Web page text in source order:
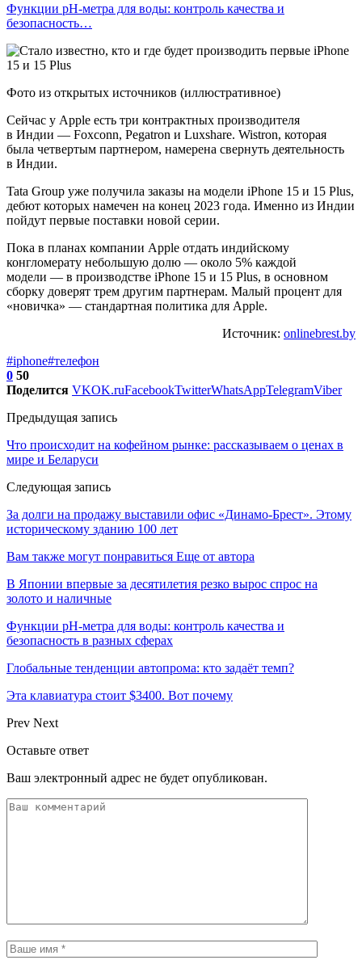
Функции pH-метра для воды: контроль качества и
безопасность…
Фото из открытых источников (иллюстративное)
Сейчас у Apple есть три контрактных производителя
в Индии — Foxconn, Pegatron и Luxshare. Wistron, которая
была четвертым партнером, намерена свернуть деятельность
в Индии.
Tata Group уже получила заказы на модели iPhone 15 и 15 Plus,
дебют которых намечен на конец 2023 года. Именно из Индии
пойдут первые поставки новой серии.
Пока в планах компании Apple отдать индийскому
конгломерату небольшую долю — около 5% каждой
модели — в производстве iPhone 15 и 15 Plus, в основном
сборку доверят трем другим партнерам. Малый процент для
«новичка» — стандартная политика для Apple.
Источник: onlinebrest.by
#iphone#телефон
0 50
Поделится VKOK.ruFacebookTwitterWhatsAppTelegramViber
Предыдущая запись
Что происходит на кофейном рынке: рассказываем о ценах в
мире и Беларуси
Следующая запись
За долги на продажу выставили офис «Динамо-Брест». Этому
историческому зданию 100 лет
Вам также могут понравиться Еще от автора
В Японии впервые за десятилетия резко вырос спрос на
золото и наличные
Функции pH-метра для воды: контроль качества и
безопасность в разных сферах
Глобальные тенденции автопрома: кто задаёт темп?
Эта клавиатура стоит $3400. Вот почему
Prev Next
Оставьте ответ
Ваш электронный адрес не будет опубликован.